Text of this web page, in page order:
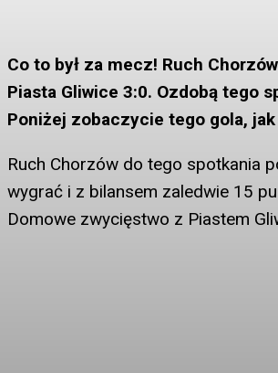
Co to był za mecz! Ruch
Piasta Gliwice 3:0. Ozdobą tego
Poniżej zobaczycie tego gola,
Ruch Chorzów do tego spotkania
wygrać i z bilansem zaledwie 15
Domowe zwycięstwo z Piastem